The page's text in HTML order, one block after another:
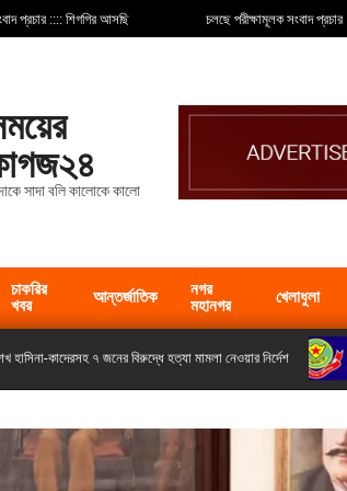
প্রচার :::: শিগগির আসছি চলছে পরীক্ষামূলক সংবাদ
সাদা বলি কালোকে কালো
চাকরির
খবর
আন্তর্জাতিক
নগর
মহানগর
খেলাধুলা
হাসিনা-কাদেরসহ ৭ জনের বিরুদ্ধে হত্যা মামলা নেওয়ার নির্দেশ